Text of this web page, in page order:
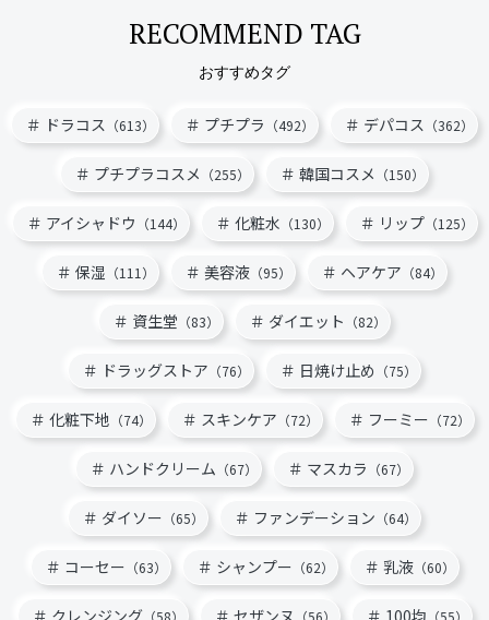
RECOMMEND TAG
おすすめタグ
ドラコス （613） プチプラ （492） デパコス （362）
プチプラコスメ （255） 韓国コスメ （150）
アイシャドウ （144） 化粧水 （130） リップ（125）
保湿 （111） 美容液 （95） ヘアケア （84）
資生堂 （83） ダイエット （82）
ドラッグストア （76） 日焼け止め （75）
化粧下地 （74） スキンケア （72） フーミー （72）
ハンドクリーム （67） マスカラ （67）
ダイソー （65） ファンデーション （64）
コーセー （63） シャンプー （62） 乳液（60）
クレンジング（58） セザンヌ （56） 100均 （55）